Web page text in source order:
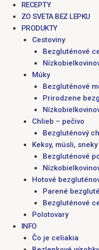
RECEPTY
ZO SVETA BEZ LEPKU
PRODUKTY
Cestoviny
Bezgluténové
Múky
Bezgluténové
Prirodzene
Chlieb – pečivo
Bezgluténový
Keksy, müsli, sneky
Bezgluténové
Hotové
Parené
Bezgluténové
Polotovary
INFO
Čo je celiakia